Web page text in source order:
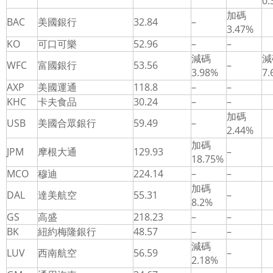
BAC
美國銀行 32.84 –
加碼
3.47%
KO
可口可樂 52.96 –
–
WFC
富國銀行 53.56
減碼
3.98%
–
AXP
美國運通 118.8 –
–
KHC
卡夫食品 30.24 –
–
USB
美國合眾銀行 59.49 –
加碼
2.44%
JPM
摩根大通 129.93
加碼
18.75%
–
MCO
穆迪 224.14 –
–
DAL
達美航空 55.31
加碼
8.2%
–
GS
高盛 218.23 –
–
BK
紐約梅隆銀行 48.57 –
–
LUV
西南航空 56.59
減碼
2.18%
–